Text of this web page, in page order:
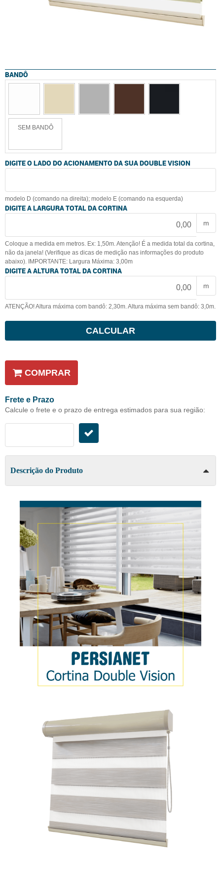
BANDÔ
SEM BANDÔ
DIGITE O LADO DO ACIONAMENTO DA SUA DOUBLE VISION
modelo D (comando na direita); modelo E (comando na esquerda)
DIGITE A LARGURA TOTAL DA CORTINA
m
Coloque a medida em metros. Ex: 1,50m. Atenção! É a medida total da cortina,
não da janela! (Verifique as dicas de medição nas informações do produto
abaixo). IMPORTANTE: Largura Máxima: 3,00m
DIGITE A ALTURA TOTAL DA CORTINA
m
ATENÇÃO! Altura máxima com bandô: 2,30m. Altura máxima sem bandô: 3,0m.
CALCULAR
COMPRAR
Frete e Prazo
Calcule o frete e o prazo de entrega estimados para sua região:
Descrição do Produto